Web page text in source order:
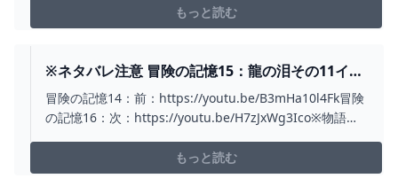
https://www.youtube.com/playlist?list=...
もっと読む
※ネタバレ注意 冒険の記憶15：龍の泪その11イベ
ントムービー「時を超えるマスターソード 」 #テ
ィアキン #イベント #ゼルダの伝説ティアーズオ
冒険の記憶14：前：https://youtu.be/B3mHa10l4Fk冒険
の記憶16：次：https://youtu.be/H7zJxWg3Ico※物語の
アキンの冒険の記憶15：龍の泪その11イベントムービー
「時を超えるマスターソード」ゼルダ声優：嶋村侑（し...
もっと読む